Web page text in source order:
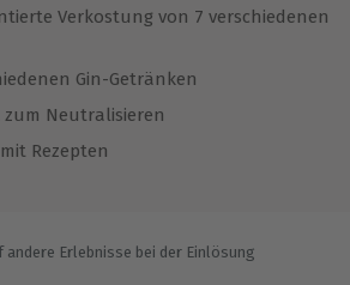
Verkostung von 7 verschiedenen
Gin-Getränken
Neutralisieren
Rezepten
Erlebnisse bei der Einlösung